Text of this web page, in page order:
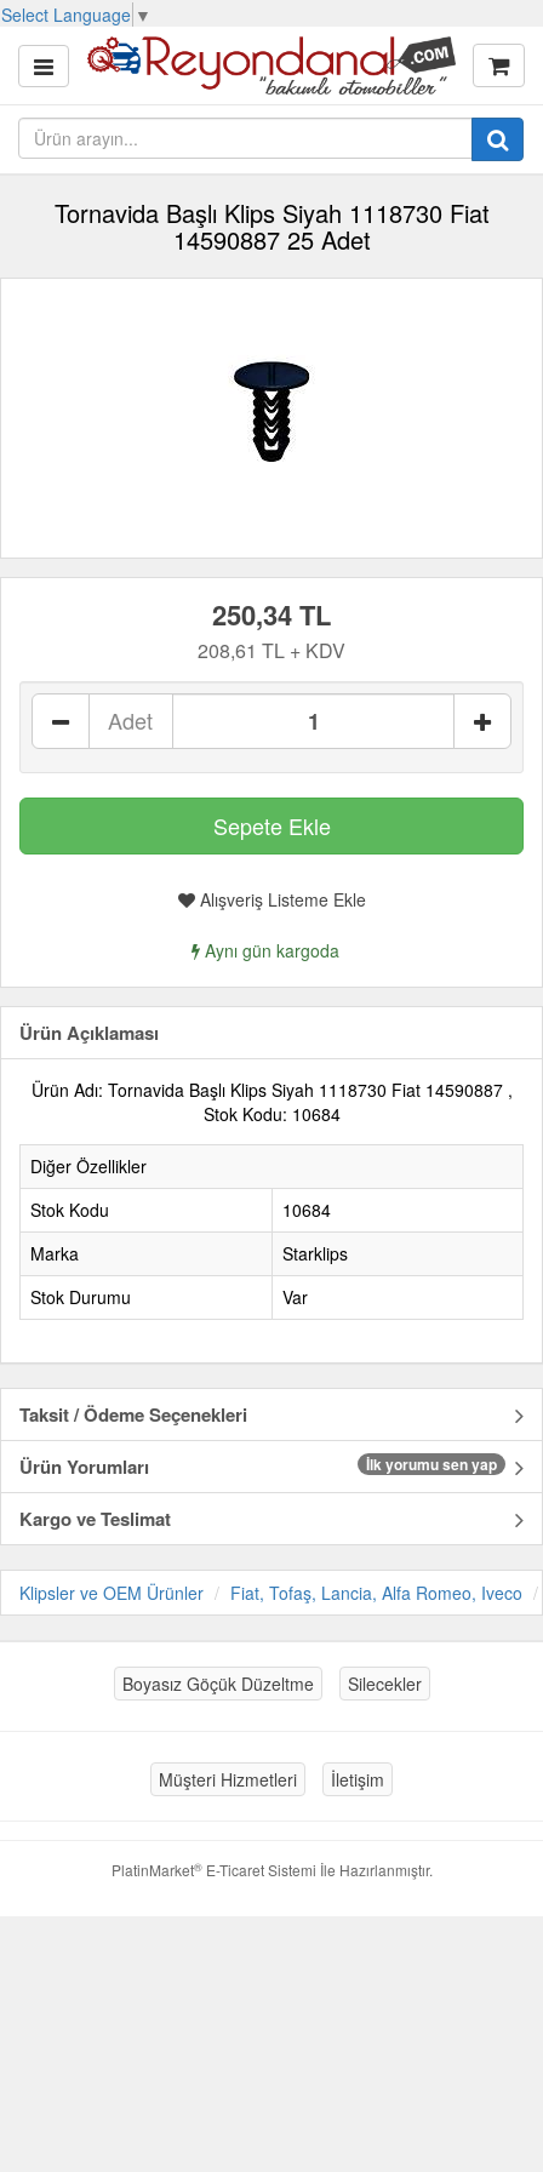
Select Language ▼
Tornavida Başlı Klips Siyah 1118730 Fiat
14590887 25 Adet
250,34 TL
208,61 TL + KDV
Adet
Alışveriş Listeme Ekle
Aynı gün kargoda
Ürün Açıklaması
Ürün Adı: Tornavida Başlı Klips Siyah 1118730 Fiat 14590887 ,
Stok Kodu: 10684
Diğer Özellikler
Stok Kodu
10684
Marka
Starklips
Stok Durumu
Var
Taksit / Ödeme Seçenekleri
Ürün Yorumları
İlk yorumu sen yap
Kargo ve Teslimat
Klipsler ve OEM Ürünler Fiat, Tofaş, Lancia, Alfa Romeo, Iveco
Boyasız Göçük Düzeltme Silecekler
Müşteri Hizmetleri İletişim
PlatinMarket®E-Ticaret Sistemi İle Hazırlanmıştır.